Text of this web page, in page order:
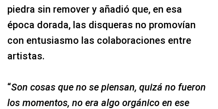
piedra sin remover y añadió que, en esa
época dorada, las disqueras no promovían
con entusiasmo las colaboraciones entre
artistas.
“Son cosas que no se piensan, quizá no fueron
los momentos, no era algo orgánico en ese